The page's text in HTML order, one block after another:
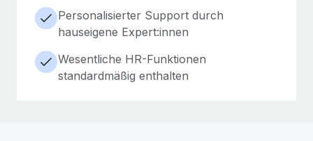
Personalisierter Support durch
hauseigene Expert:innen
Wesentliche HR-Funktionen
standardmäßig enthalten